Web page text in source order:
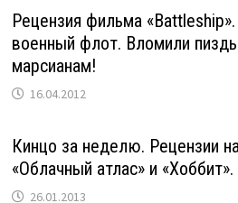
Рецензия фильма
военный флот. Вломили
марсианам!
16.04.2012
Кинцо за неделю. Рецензии
«Облачный атлас» и «Хоббит».
26.01.2013